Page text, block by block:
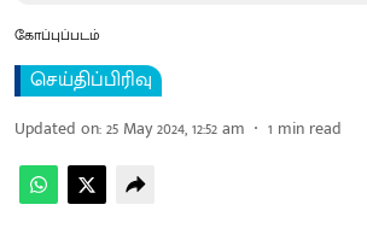
கோப்புப்படம்
செய்திப்பிரிவு
Updated on:25 May 2024, 12:52 am 1 min read